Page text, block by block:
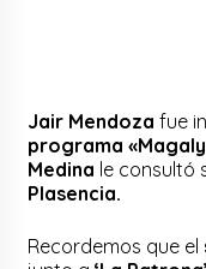
Jair Mendoza fue
programa
Medina le consultó
Plasencia.
Recordemos que el